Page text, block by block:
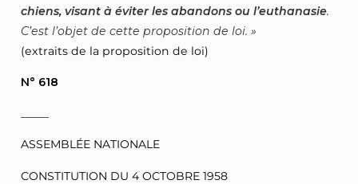
chiens, visant à éviter les abandons ou l’euthanasie.
C’est l’objet de cette proposition de loi.
(extraits de la proposition de loi)
N° 618
ASSEMBLÉE NATIONALE
CONSTITUTION DU 4 OCTOBRE 1958